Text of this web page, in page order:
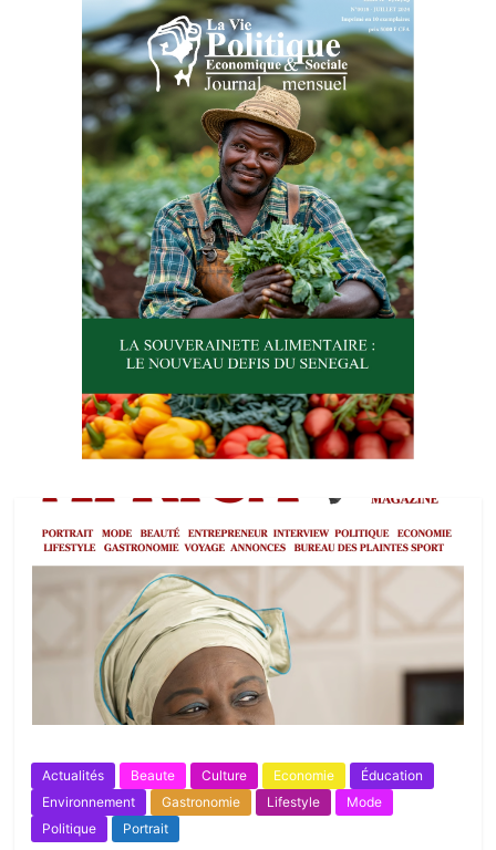
Actualités Beaute Culture Economie
Éducation
Environnement
Gastronomie Lifestyle
Mode
Politique
Portrait